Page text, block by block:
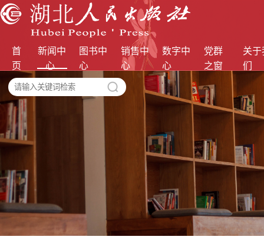
首
页
新闻中
心
图书中
心
销售中
心
数字中
心
党群
之窗
关
们